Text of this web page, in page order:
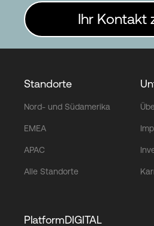
Ihr Kontakt
Standorte
Nord- und Südamerika
EMEA
APAC
Alle Standorte
PlatformDIGITAL